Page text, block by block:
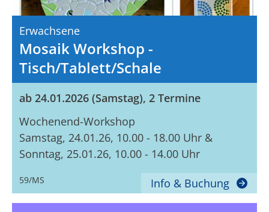
Erwachsene
Mosaik Workshop -
Tisch/Tablett/Schale
ab 24.01.2026 (Samstag), 2 Termine
Wochenend-Workshop
Samstag, 24.01.26, 10.00 - 18.00 Uhr &
Sonntag, 25.01.26, 10.00 - 14.00 Uhr
59/MS Info & Buchung